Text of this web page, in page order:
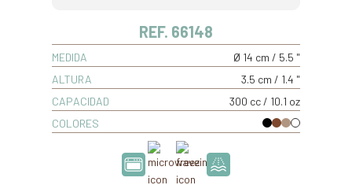
REF. 66148
MEDIDA
Ø 14 cm / 5.5 "
ALTURA
3.5 cm / 1.4 "
CAPACIDAD
300 cc / 10.1 oz
COLORES